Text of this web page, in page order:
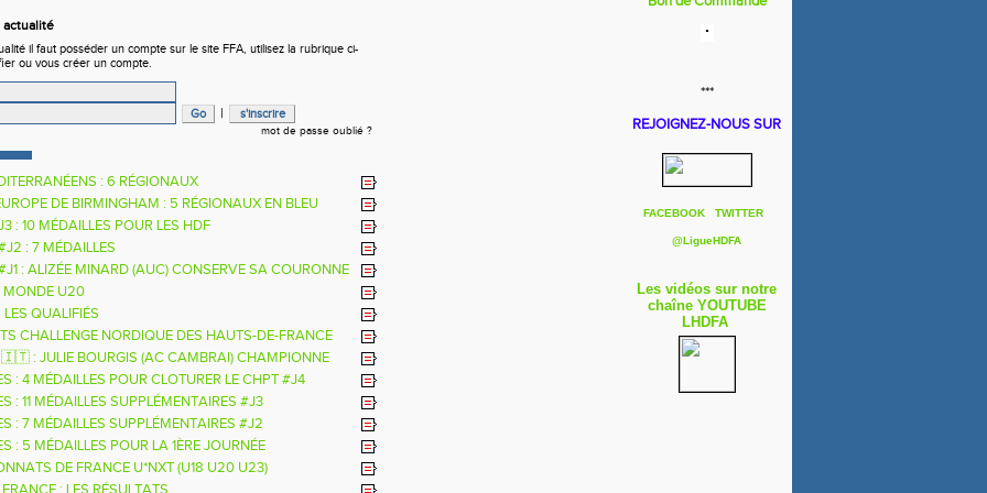
actualité
il faut posséder un compte sur le site FFA, utilisez la rubrique ci-
ou vous créer un compte.
|
mot de passe oublié ?
: 6 RÉGIONAUX
DE BIRMINGHAM : 5 RÉGIONAUX EN BLEU
: 10 MÉDAILLES POUR LES HDF
: 7 MÉDAILLES
: ALIZÉE MINARD (AUC) CONSERVE SA COURONNE
MONDE U20
LES QUALIFIÉS
CHALLENGE NORDIQUE DES HAUTS-DE-FRANCE
: JULIE BOURGIS (AC CAMBRAI) CHAMPIONNE
U18 DE LA PERCHE
: 4 MÉDAILLES POUR CLOTURER LE CHPT #J4
: 11 MÉDAILLES SUPPLÉMENTAIRES #J3
: 7 MÉDAILLES SUPPLÉMENTAIRES #J2
: 5 MÉDAILLES POUR LA 1ÈRE JOURNÉE
DE FRANCE U*NXT (U18 U20 U23)
***
REJOIGNEZ-NOUS SUR
FACEBOOK TWITTER
@LigueHDFA
Les vidéos sur notre
chaîne YOUTUBE
LHDFA